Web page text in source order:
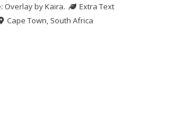
Overlay byKaira.
Extra Text
Cape Town, South Africa